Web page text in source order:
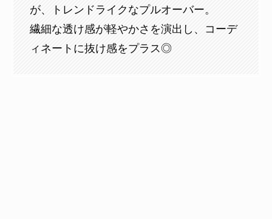
が、トレンドライクなプルオーバー。
繊細な透け感が軽やかさを演出し、コーデ
ィネートに抜け感をプラス◎